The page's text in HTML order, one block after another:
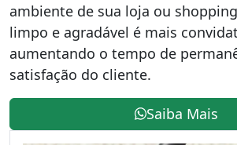
ambiente de sua loja ou
limpo e agradável é mais
aumentando o tempo de
satisfação do cliente.
Saiba Mais